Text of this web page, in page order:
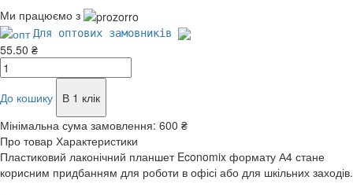
Ми працюємо з
Для оптових замовників
55.50 ₴
До кошику
В 1 клік
Мінімальна сума замовлення: 600 ₴
Про товар Характеристики
Пластиковий лаконічний планшет Economix формату А4 стане
корисним придбанням для роботи в офісі або для шкільних заходів.